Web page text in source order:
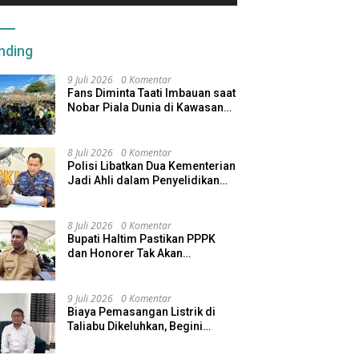
9 Juli 2026 0 Komentar
Fans Diminta Taati Imbauan saat
Nobar Piala Dunia di Kawasan
8 Juli 2026 0 Komentar
Polisi Libatkan Dua Kementerian
Jadi Ahli dalam Penyelidikan
8 Juli 2026 0 Komentar
Bupati Haltim Pastikan PPPK
dan Honorer Tak Akan
9 Juli 2026 0 Komentar
Biaya Pemasangan Listrik di
Taliabu Dikeluhkan, Begini